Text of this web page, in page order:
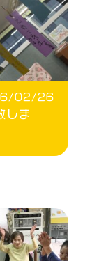
02/26
しま